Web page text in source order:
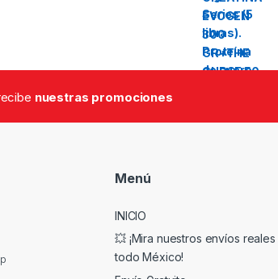
nuestras promociones
Menú
INICIO
💥 ¡Mira nuestros envíos reales
todo México!